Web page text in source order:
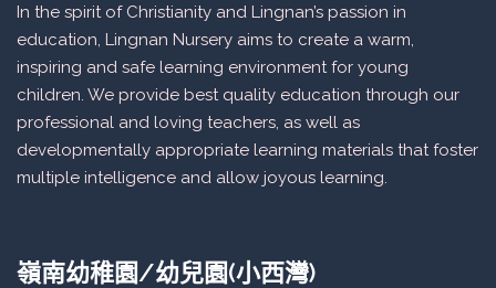
In the spirit of Christianity and Lingnan’s passion in
education, Lingnan Nursery aims to create a warm,
inspiring and safe learning environment for young
children. We provide best quality education through our
professional and loving teachers, as well as
developmentally appropriate learning materials that foster
multiple intelligence and allow joyous learning.
嶺南幼稚園/幼兒園(小西灣)